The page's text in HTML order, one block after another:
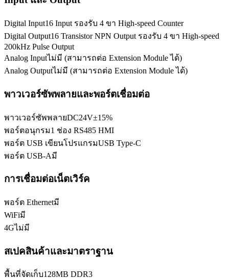
Digital Input16 Input รองรับ 4 ขา High-speed Counter
Digital Output16 Transistor NPN Output รองรับ 4 ขา High-speed
200kHz Pulse Output
Analog Inputไม่มี (สามารถต่อ Extension Module ได้)
Analog Outputไม่มี (สามารถต่อ Extension Module ได้)
พาวเวอร์ซัพพลายและพอร์ตเชื่อมต่อ
พาวเวอร์ซัพพลายDC24V±15%
พอร์ตอนุกรม1 ช่อง RS485 HMI
พอร์ต USB เขียนโปรแกรมUSB Type-C
พอร์ต USB-Aมี
การเชื่อมต่อเน็ตเวิร์ค
พอร์ต Ethernetมี
WiFiมี
4Gไม่มี
สเปคสินค้าและมาตราฐาน
พื้นที่จัดเก็บ128MB DDR3